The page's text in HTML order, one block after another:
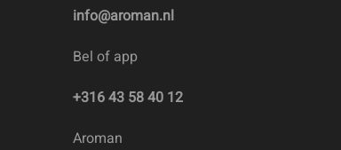
info@aroman.nl
Bel of app
+316 43 58 40 12
Aroman